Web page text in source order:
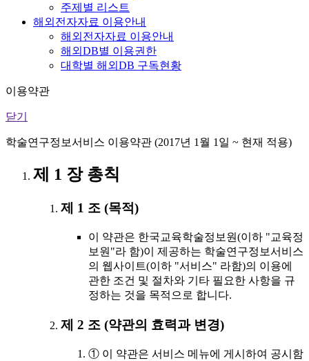
주제별 리스트
해외전자자료 이용안내
해외전자자료 이용안내
해외DB별 이용권한
대학별 해외DB 구독현황
이용약관
닫기
학술연구정보서비스 이용약관 (2017년 1월 1일 ~ 현재 적용)
제 1 장 총칙
제 1 조 (목적)
이 약관은 한국교육학술정보원(이하 "교육정
보원"라 함)이 제공하는 학술연구정보서비스
의 웹사이트(이하 "서비스" 라함)의 이용에
관한 조건 및 절차와 기타 필요한 사항을 규
정하는 것을 목적으로 합니다.
제 2 조 (약관의 효력과 변경)
① 이 약관은 서비스 메뉴에 게시하여 공시함